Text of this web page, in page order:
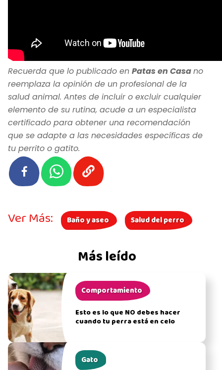
Recuerda que lo publicado en Patas en Casano
reemplaza la opinión de un profesional de la
salud animal. Antes de incluir o excluir cualquier
elemento de su rutina, acude a un especialista
certificado para obtener una recomendación
que se adapte a las necesidades específicas de
tu perrito o gatito.
Más leído
Comportamiento
Esto es lo que NO debes hacer
cuando tu perra está en celo
Gato
Ver Más: Baño y aseo Salud del perro